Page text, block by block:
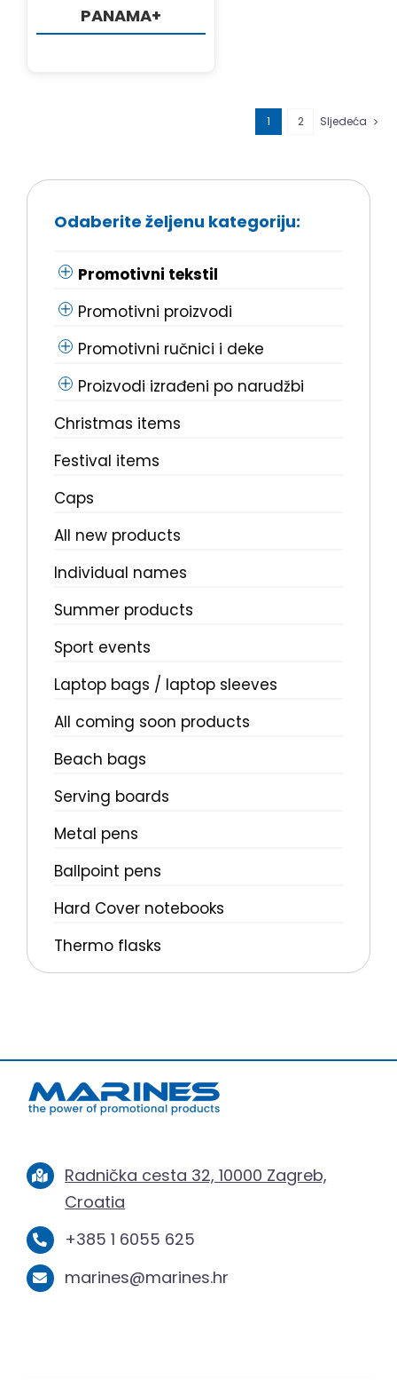
PANAMA+
1 2 Sljedeća
Odaberite željenu kategoriju:
Promotivni tekstil
Promotivni proizvodi
Promotivni ručnici i deke
Proizvodi izrađeni po narudžbi
Christmas items
Festival items
Caps
All new products
Individual names
Summer products
Sport events
Laptop bags / laptop sleeves
All coming soon products
Beach bags
Serving boards
Metal pens
Ballpoint pens
Hard Cover notebooks
Thermo flasks
Radnička cesta 32, 10000 Zagreb,
Croatia
+385 1 6055 625
marines@marines.hr